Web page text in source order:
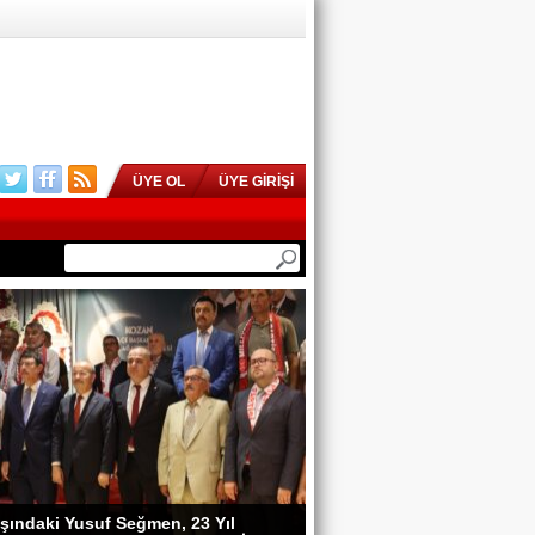
ÜYE OL ÜYE GİRİŞİ
Yusuf Seğmen, 23 Yıl